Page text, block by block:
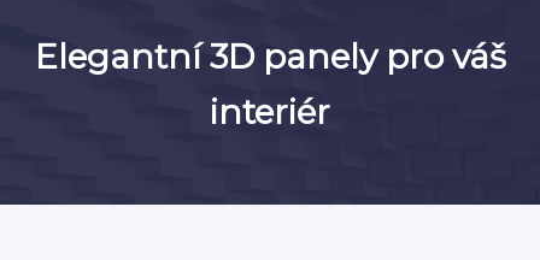
Elegantní 3D panely pro váš
interiér